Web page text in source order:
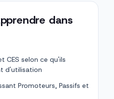
dans
CES selon ce qu'ils
d'utilisation
Promoteurs, Passifs et